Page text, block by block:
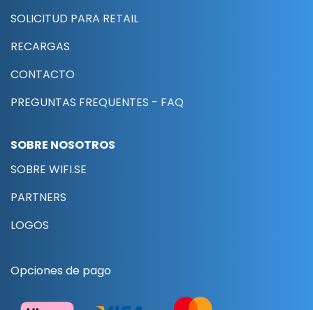
SOLICITUD PARA RETAIL
RECARGAS
CONTACTO
PREGUNTAS FREQUENTES - FAQ
SOBRE NOSOTROS
SOBRE WIFI.SE
PARTNERS
LOGOS
Opciones de pago